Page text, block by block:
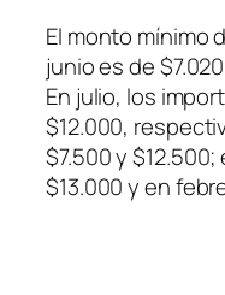
El monto mínimo
junio es de
En julio, los
$12.000,
$7.500 y
$13.000 y en